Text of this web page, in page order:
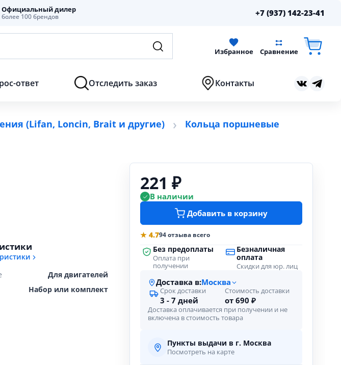
Официальный дилер
более 100 брендов +7 (937) 142-23-41
Избранное Сравнение
ответ Отследить заказ Контакты
(Lifan, Loncin, Brait и другие)
Кольца поршневые
Для двигателей
Набор или комплект
221 ₽
В наличии
Добавить в корзину
★ 4.794 отзыва всего
Без предоплаты
Оплата при
получении
Безналичная
оплата
Скидки для юр. лиц
Доставка в:Москва
Срок доставки
3 - 7 дней
Стоимость доставки
от 690 ₽
Доставка оплачивается при получении и не
включена в стоимость товара
Пункты выдачи в г. Москва
Посмотреть на карте